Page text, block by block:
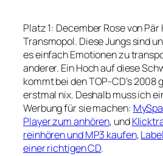
Platz 1: December Rose von
Transmopol. Diese Jungs sind
es einfach Emotionen zu
anderer. Ein Hoch auf diese
kommt bei den TOP-CD’s 2008
erstmal nix. Deshalb muss ich
Werbung für sie machen:
Player zum anhören, und
reinhören und MP3 kaufen,
einer richtigen CD.